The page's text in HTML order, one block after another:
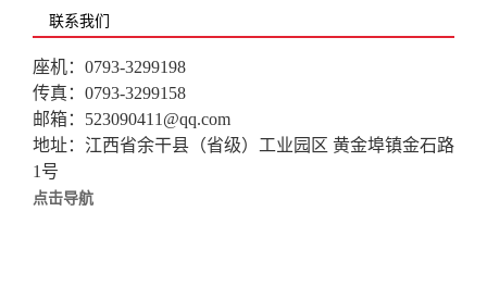
联系我们
座机：0793-3299198
传真：0793-3299158
邮箱：523090411@qq.com
地址：江西省余干县（省级）工业园区 黄金埠镇金石路
1号
点击导航